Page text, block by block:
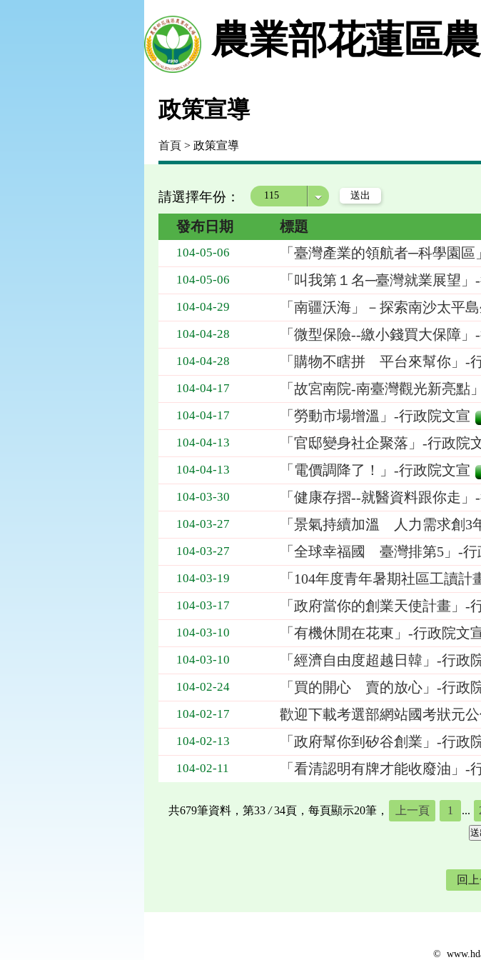
農業部花蓮區
政策宣導
首頁 > 政策宣導
請選擇年份：
年度
發布日期 標題
104-05-06 「臺灣產業的領航者─科學園
104-05-06 「叫我第１名─臺灣就業展望」
104-04-29 「南疆沃海」－探索南沙太平
104-04-28 「微型保險--繳小錢買大保障
104-04-28 「購物不瞎拼 平台來幫你」-
104-04-17 「故宮南院-南臺灣觀光新亮點
104-04-17 「勞動市場增溫」-行政院文宣
104-04-13 「官邸變身社企聚落」-行政院
104-04-13 「電價調降了！」-行政院文宣
104-03-30 「健康存摺--就醫資料跟你走
104-03-27 「景氣持續加溫 人力需求創3
104-03-27 「全球幸福國 臺灣排第5」-行
104-03-19 「104年度青年暑期社區工讀
104-03-17 「政府當你的創業天使計畫」-
104-03-10 「有機休閒在花東」-行政院文
104-03-10 「經濟自由度超越日韓」-行政
104-02-24 「買的開心 賣的放心」-行政
104-02-17 歡迎下載考選部網站國考狀元
104-02-13 「政府幫你到矽谷創業」-行政
104-02-11 「看清認明有牌才能收廢油」-
共679筆資料，第33 /34頁，每頁顯示20筆， 上一頁 1 ...
回
©